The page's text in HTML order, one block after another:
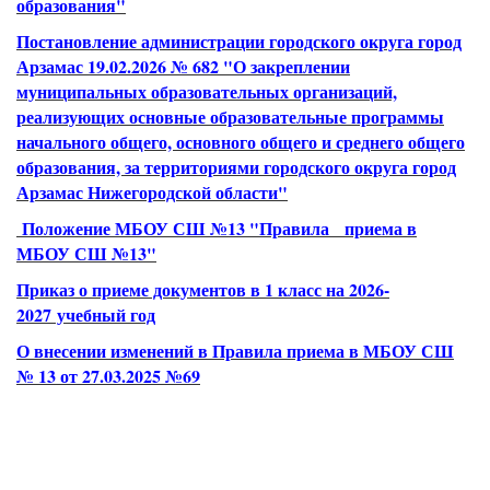
Постановление администрации городского округа город
Арзамас 19.02.2026 № 682 "О закреплении
муниципальных образовательных организаций,
реализующих основные образовательные программы
начального общего, основного общего и среднего общего
образования, за территориями городского округа город
Арзамас Нижегородской области"
Положение МБОУ СШ №13 "Правила приема в
МБОУ СШ №13"
Приказ о приеме документов в 1 класс на 2026-
2027 учебный год
О внесении изменений в Правила приема в МБОУ СШ
№ 13 от 27.03.2025 №69